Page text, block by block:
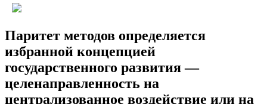
Паритет методов определяется
избранной концепцией
государственного развития —
целенаправленность на
централизованное воздействие или на